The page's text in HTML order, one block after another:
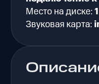
Место на диске:
Звуковая карта: